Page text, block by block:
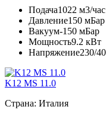
Подача1022 м3/час
Давление150 мБар
Вакуум-150 мБар
Мощность9.2 кВт
Напряжение230/
K12 MS 11.0
Страна: Италия